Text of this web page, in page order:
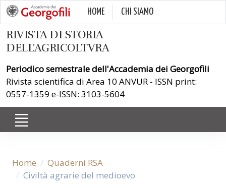
HOME CHI SIAMO
RIVISTA DI STORIA
DELL'AGRICOLTVRA
Periodico semestrale dell'Accademia dei Georgofili
Rivista scientifica di Area 10 ANVUR - ISSN print:
0557-1359 e-ISSN: 3103-5604
Home
Quaderni RSA
Civiltà agrarie del medioevo